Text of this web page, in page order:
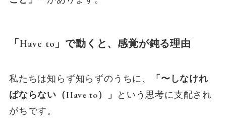
「Have to」で動くと、感覚が鈍る理由
私たちは知らず知らずのうちに、
「〜しなけれ
ばならない（Have to）」
という思考に支配され
がちです。